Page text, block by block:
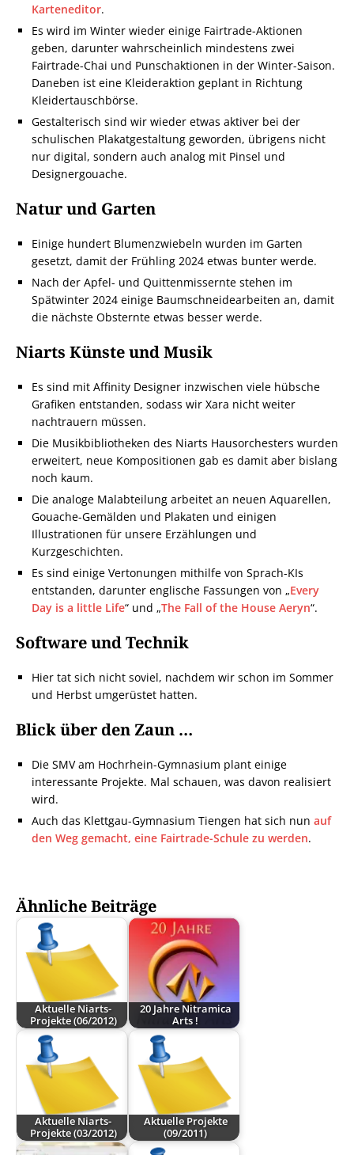
Karteneditor.
Es wird im Winter wieder einige Fairtrade-Aktionen
geben, darunter wahrscheinlich mindestens zwei
Fairtrade-Chai und Punschaktionen in der Winter-Saison.
Daneben ist eine Kleideraktion geplant in Richtung
Kleidertauschbörse.
Gestalterisch sind wir wieder etwas aktiver bei der
schulischen Plakatgestaltung geworden, übrigens nicht
nur digital, sondern auch analog mit Pinsel und
Designergouache.
Natur und Garten
Einige hundert Blumenzwiebeln wurden im Garten
gesetzt, damit der Frühling 2024 etwas bunter werde.
Nach der Apfel- und Quittenmissernte stehen im
Spätwinter 2024 einige Baumschneidearbeiten an, damit
die nächste Obsternte etwas besser werde.
Niarts Künste und Musik
Es sind mit Affinity Designer inzwischen viele hübsche
Grafiken entstanden, sodass wir Xara nicht weiter
nachtrauern müssen.
Die Musikbibliotheken des Niarts Hausorchesters wurden
erweitert, neue Kompositionen gab es damit aber bislang
noch kaum.
Die analoge Malabteilung arbeitet an neuen Aquarellen,
Gouache-Gemälden und Plakaten und einigen
Illustrationen für unsere Erzählungen und
Kurzgeschichten.
Es sind einige Vertonungen mithilfe von Sprach-KIs
entstanden, darunter englische Fassungen von „Every
Day is a little Life“ und „The Fall of the House Aeryn“.
Software und Technik
Hier tat sich nicht soviel, nachdem wir schon im Sommer
und Herbst umgerüstet hatten.
Blick über den Zaun …
Die SMV am Hochrhein-Gymnasium plant einige
interessante Projekte. Mal schauen, was davon realisiert
wird.
Auch das Klettgau-Gymnasium Tiengen hat sich nun auf
den Weg gemacht, eine Fairtrade-Schule zu werden.
Ähnliche Beiträge
Aktuelle Niarts-
Projekte (06/2012)
20 Jahre Nitramica
Arts !
Aktuelle Niarts-
Projekte (03/2012)
Aktuelle Projekte
(09/2011)